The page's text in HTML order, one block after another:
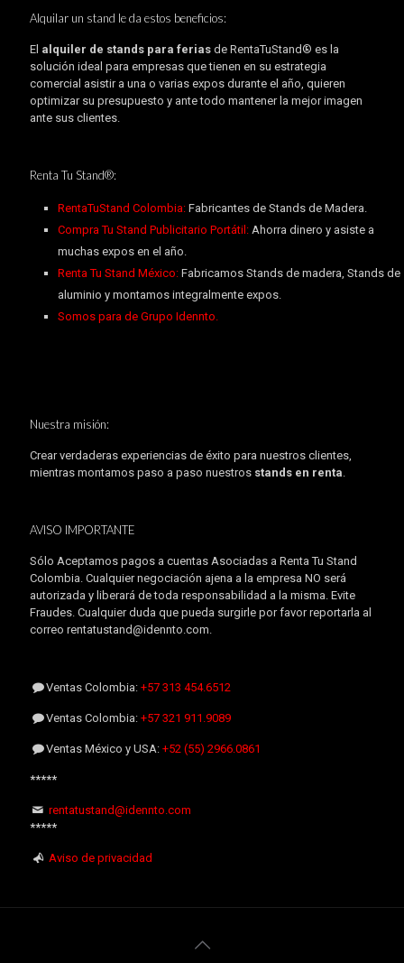
Alquilar un stand le da estos beneficios:
El alquiler de stands para ferias de RentaTuStand® es la
solución ideal para empresas que tienen en su estrategia
comercial asistir a una o varias expos durante el año, quieren
optimizar su presupuesto y ante todo mantener la mejor imagen
ante sus clientes.
Renta Tu Stand®:
RentaTuStand Colombia: Fabricantes de Stands de Madera.
Compra Tu Stand Publicitario Portátil:Ahorra dinero y asiste a
muchas expos en el año.
Renta Tu Stand México:Fabricamos Stands de madera, Stands de
aluminio y montamos integralmente expos.
Somos para de Grupo Idennto.
Nuestra misión:
Crear verdaderas experiencias de éxito para nuestros clientes,
mientras montamos paso a paso nuestros stands en renta.
AVISO IMPORTANTE
Sólo Aceptamos pagos a cuentas Asociadas a Renta Tu Stand
Colombia. Cualquier negociación ajena a la empresa NO será
autorizada y liberará de toda responsabilidad a la misma. Evite
Fraudes. Cualquier duda que pueda surgirle por favor reportarla al
correo rentatustand@idennto.com.
Ventas Colombia:+57 313 454.6512
Ventas Colombia:+57 321 911.9089
Ventas México y USA:+52 (55) 2966.0861
*****
rentatustand@idennto.com
*****
Aviso de privacidad